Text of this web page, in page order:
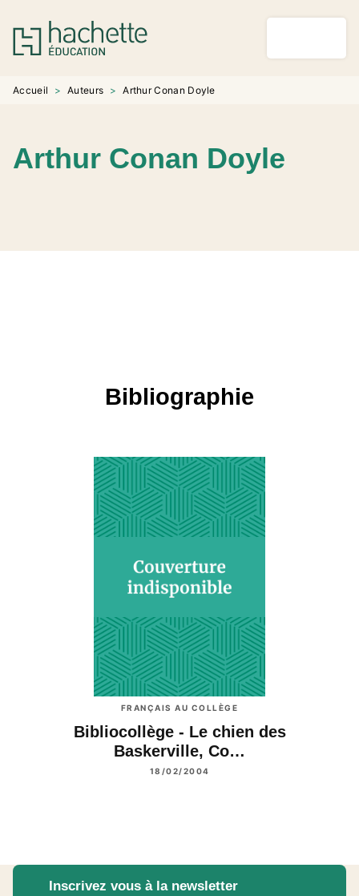
MENU RECHERCHE
PIED DE PAGE
Accueil > Auteurs > Arthur Conan Doyle
Arthur Conan Doyle
Bibliographie
FRANÇAIS AU COLLÈGE
Bibliocollège - Le chien des
Baskerville, Co…
18/02/2004
Inscrivez vous à la newsletter